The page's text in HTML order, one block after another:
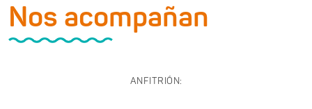
Nos acompañan
ANFITRIÓN: